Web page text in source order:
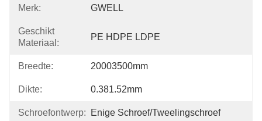
Merk: GWELL
Geschikt
Materiaal:
PE HDPE LDPE
Breedte: 20003500mm
Dikte: 0.381.52mm
Schroefontwerp: Enige Schroef/Tweelingschroef